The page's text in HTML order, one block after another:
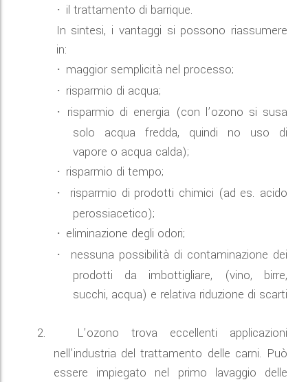
· il trattamento di barrique.
In sintesi, i vantaggi si possono riassumere
in:
· maggior semplicità nel processo;
· risparmio di acqua;
·
risparmio di energia (con l’ozono si susa
solo acqua fredda, quindi no uso di
vapore o acqua calda);
· risparmio di tempo;
·
risparmio di prodotti chimici (ad es. acido
perossiacetico);
· eliminazione degli odori;
·
nessuna possibilità di contaminazione dei
prodotti da imbottigliare, (vino, birre,
succhi, acqua) e relativa riduzione di scarti
2.
L’ozono trova eccellenti applicazioni
nell’industria del trattamento delle carni. Può
essere impiegato nel primo lavaggio delle